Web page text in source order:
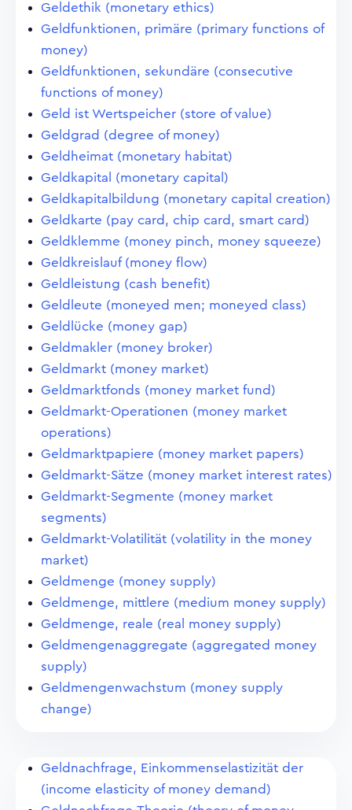
Geldethik (monetary ethics)
Geldfunktionen, primäre (primary functions of
money)
Geldfunktionen, sekundäre (consecutive
functions of money)
Geld ist Wertspeicher (store of value)
Geldgrad (degree of money)
Geldheimat (monetary habitat)
Geldkapital (monetary capital)
Geldkapitalbildung (monetary capital creation)
Geldkarte (pay card, chip card, smart card)
Geldklemme (money pinch, money squeeze)
Geldkreislauf (money flow)
Geldleistung (cash benefit)
Geldleute (moneyed men; moneyed class)
Geldlücke (money gap)
Geldmakler (money broker)
Geldmarkt (money market)
Geldmarktfonds (money market fund)
Geldmarkt-Operationen (money market
operations)
Geldmarktpapiere (money market papers)
Geldmarkt-Sätze (money market interest rates)
Geldmarkt-Segmente (money market
segments)
Geldmarkt-Volatilität (volatility in the money
market)
Geldmenge (money supply)
Geldmenge, mittlere (medium money supply)
Geldmenge, reale (real money supply)
Geldmengenaggregate (aggregated money
supply)
Geldmengenwachstum (money supply
change)
Geldnachfrage, Einkommenselastizität der
(income elasticity of money demand)